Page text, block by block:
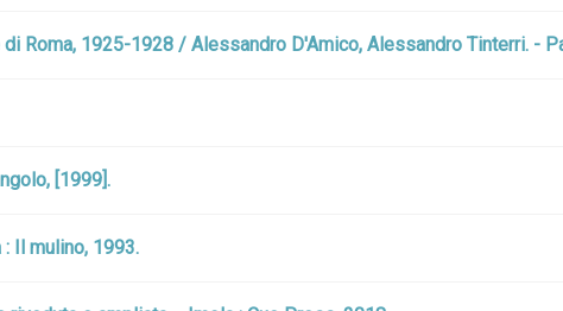
Roma, 1925-1928 / Alessandro D'Amico, Alessandro Tinterri. -
[1999].
Il mulino, 1993.